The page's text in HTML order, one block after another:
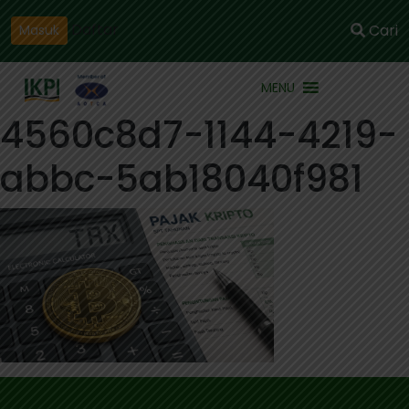
Masuk Cari
MENU
4560c8d7-1144-4219-
abbc-5ab18040f981